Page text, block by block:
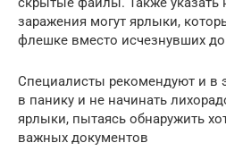
заражения могут ярлыки,
флешке вместо исчезнувших
Специалисты рекомендуют и в
в панику и не начинать
ярлыки, пытаясь обнаружить
важных документов